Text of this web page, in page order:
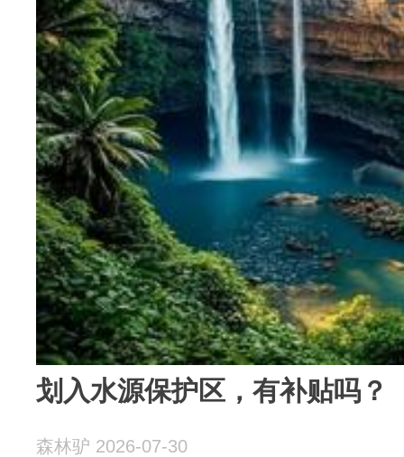
划入水源保护区，有补贴吗？
森林驴 2026-07-30